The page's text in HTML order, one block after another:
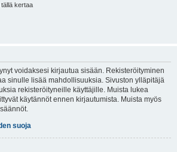
kertaa
voidaksesi kirjautua sisään. Rekisteröityminen
sinulle lisää mahdollisuuksia. Sivuston ylläpitäjä
rekisteröityneille käyttäjille. Muista lukea
käytännöt ennen kirjautumista. Muista myös
suoja